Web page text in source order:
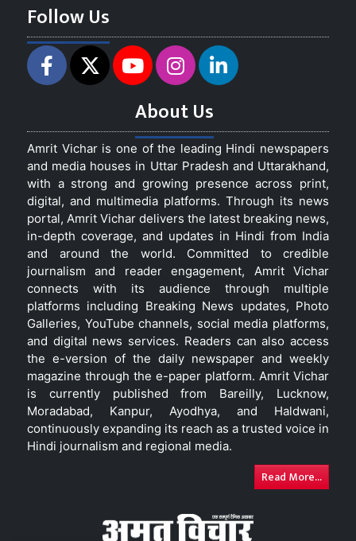
Follow Us
About Us
Amrit Vichar is one of the leading Hindi newspapers
and media houses in Uttar Pradesh and Uttarakhand,
with a strong and growing presence across print,
digital, and multimedia platforms. Through its news
portal, Amrit Vichar delivers the latest breaking news,
in-depth coverage, and updates in Hindi from India
and around the world. Committed to credible
journalism and reader engagement, Amrit Vichar
connects with its audience through multiple
platforms including Breaking News updates, Photo
Galleries, YouTube channels, social media platforms,
and digital news services. Readers can also access
the e-version of the daily newspaper and weekly
magazine through the e-paper platform. Amrit Vichar
is currently published from Bareilly, Lucknow,
Moradabad, Kanpur, Ayodhya, and Haldwani,
continuously expanding its reach as a trusted voice in
Hindi journalism and regional media.
Read More...